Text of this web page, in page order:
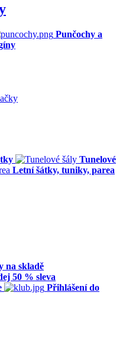
Punčochy a
Tunelové
Letní šátky, tuniky, parea
na skladě
50 % sleva
Přihlášení do